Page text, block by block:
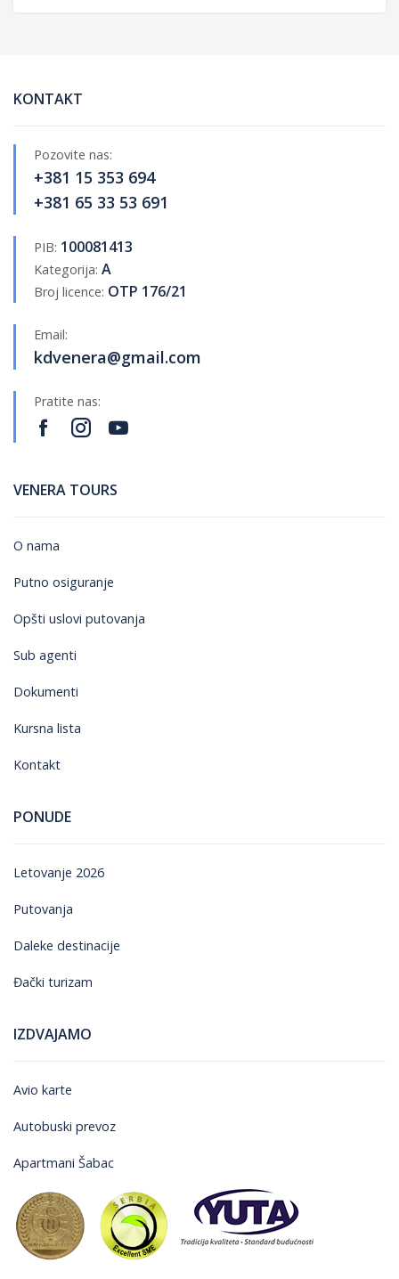
KONTAKT
Pozovite nas:
+381 15 353 694
+381 65 33 53 691
PIB: 100081413
Kategorija: A
Broj licence: OTP 176/21
Email:
kdvenera@gmail.com
Pratite nas:
VENERA TOURS
O nama
Putno osiguranje
Opšti uslovi putovanja
Sub agenti
Dokumenti
Kursna lista
Kontakt
PONUDE
Letovanje 2026
Putovanja
Daleke destinacije
Đački turizam
IZDVAJAMO
Avio karte
Autobuski prevoz
Apartmani Šabac